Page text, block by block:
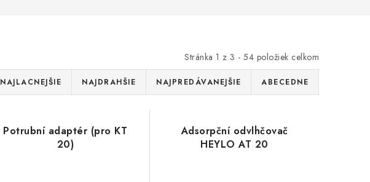
Stránka 1 z 3 - 54 položiek celkom
NAJLACNEJŠIE NAJDRAHŠIE NAJPREDÁVANEJŠIE ABECEDNE
Potrubní adaptér (pro KT
20)
Adsorpční odvlhčovač
HEYLO AT 20